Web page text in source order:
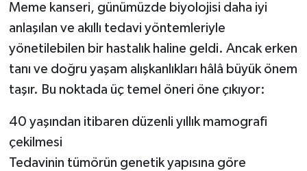
Meme kanseri, günümüzde biyolojisi daha iyi
anlaşılan ve akıllı tedavi yöntemleriyle
yönetilebilen bir hastalık haline geldi. Ancak erken
tanı ve doğru yaşam alışkanlıkları hâlâ büyük önem
taşır. Bu noktada üç temel öneri öne çıkıyor:
40 yaşından itibaren düzenli yıllık mamografi
çekilmesi
Tedavinin tümörün genetik yapısına göre